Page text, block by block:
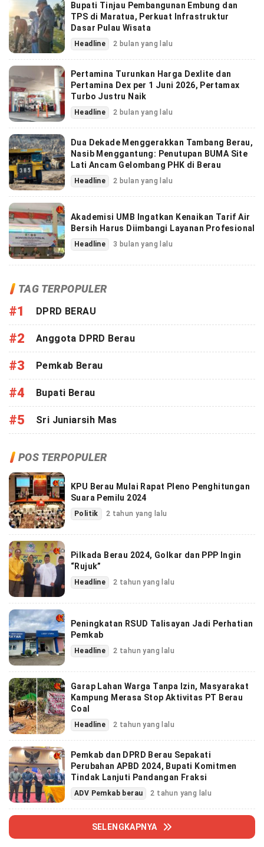
Bupati Tinjau Pembangunan Embung dan
TPS di Maratua, Perkuat Infrastruktur
Dasar Pulau Wisata
Headline 2 bulan yang lalu
Pertamina Turunkan Harga Dexlite dan
Pertamina Dex per 1 Juni 2026, Pertamax
Turbo Justru Naik
Headline 2 bulan yang lalu
Dua Dekade Menggerakkan Tambang Berau,
Nasib Menggantung: Penutupan BUMA Site
Lati Ancam Gelombang PHK di Berau
Headline 2 bulan yang lalu
Akademisi UMB Ingatkan Kenaikan Tarif Air
Bersih Harus Diimbangi Layanan Profesional
Headline 3 bulan yang lalu
TAG TERPOPULER
#1 DPRD BERAU
#2 Anggota DPRD Berau
#3 Pemkab Berau
#4 Bupati Berau
#5 Sri Juniarsih Mas
POS TERPOPULER
KPU Berau Mulai Rapat Pleno Penghitungan
Suara Pemilu 2024
Politik 2 tahun yang lalu
Pilkada Berau 2024, Golkar dan PPP Ingin
“Rujuk”
Headline 2 tahun yang lalu
Peningkatan RSUD Talisayan Jadi Perhatian
Pemkab
Headline 2 tahun yang lalu
Garap Lahan Warga Tanpa Izin, Masyarakat
Kampung Merasa Stop Aktivitas PT Berau
Coal
Headline 2 tahun yang lalu
Pemkab dan DPRD Berau Sepakati
Perubahan APBD 2024, Bupati Komitmen
Tindak Lanjuti Pandangan Fraksi
ADV Pemkab berau 2 tahun yang lalu
SELENGKAPNYA